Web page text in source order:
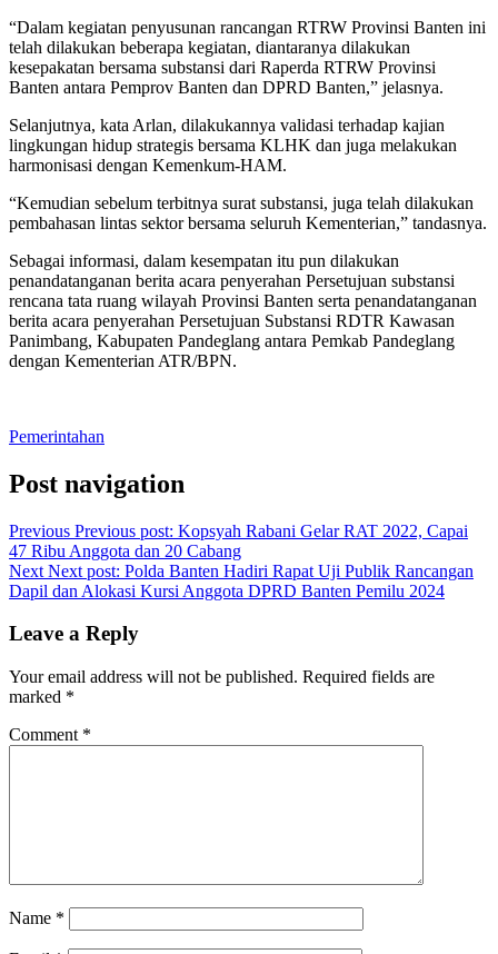
“Dalam kegiatan penyusunan rancangan RTRW Provinsi Banten ini
telah dilakukan beberapa kegiatan, diantaranya dilakukan
kesepakatan bersama substansi dari Raperda RTRW Provinsi
Banten antara Pemprov Banten dan DPRD Banten,” jelasnya.
Selanjutnya, kata Arlan, dilakukannya validasi terhadap kajian
lingkungan hidup strategis bersama KLHK dan juga melakukan
harmonisasi dengan Kemenkum-HAM.
“Kemudian sebelum terbitnya surat substansi, juga telah dilakukan
pembahasan lintas sektor bersama seluruh Kementerian,” tandasnya.
Sebagai informasi, dalam kesempatan itu pun dilakukan
penandatanganan berita acara penyerahan Persetujuan substansi
rencana tata ruang wilayah Provinsi Banten serta penandatanganan
berita acara penyerahan Persetujuan Substansi RDTR Kawasan
Panimbang, Kabupaten Pandeglang antara Pemkab Pandeglang
dengan Kementerian ATR/BPN.
Pemerintahan
Post navigation
Previous Previous post: Kopsyah Rabani Gelar RAT 2022, Capai
47 Ribu Anggota dan 20 Cabang
Next Next post: Polda Banten Hadiri Rapat Uji Publik Rancangan
Dapil dan Alokasi Kursi Anggota DPRD Banten Pemilu 2024
Leave a Reply
Your email address will not be published. Required fields are
marked *
Comment *
Name *